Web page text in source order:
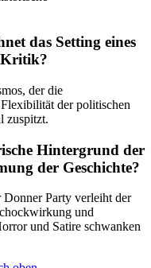
das Setting eines
Kritik?
der die
der politischen
zuspitzt.
Hintergrund der
der Geschichte?
Party verleiht der
und
und Satire schwanken